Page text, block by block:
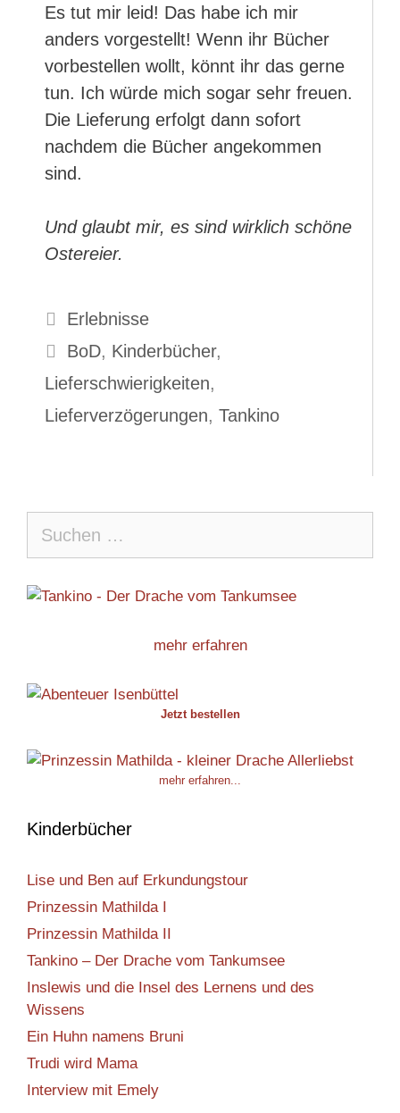
Es tut mir leid! Das habe ich mir
anders vorgestellt! Wenn ihr Bücher
vorbestellen wollt, könnt ihr das gerne
tun. Ich würde mich sogar sehr freuen.
Die Lieferung erfolgt dann sofort
nachdem die Bücher angekommen
sind.
Und glaubt mir, es sind wirklich schöne
Ostereier.
Kategorien
Erlebnisse
Schlagwörter
BoD, Kinderbücher,
Lieferschwierigkeiten,
Lieferverzögerungen, Tankino
nach:
mehr erfahren
Jetzt bestellen
mehr erfahren...
Kinderbücher
Lise und Ben auf Erkundungstour
Prinzessin Mathilda I
Prinzessin Mathilda II
Tankino – Der Drache vom Tankumsee
Inslewis und die Insel des Lernens und des
Wissens
Ein Huhn namens Bruni
Trudi wird Mama
Interview mit Emely